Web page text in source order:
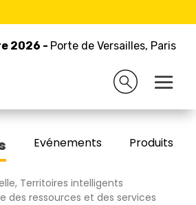
2026 - Porte de Versailles, Paris
2026 - Porte de Versailles, Paris
exposants
Evénements Produits/
Territoires intelligents
des ressources et des services